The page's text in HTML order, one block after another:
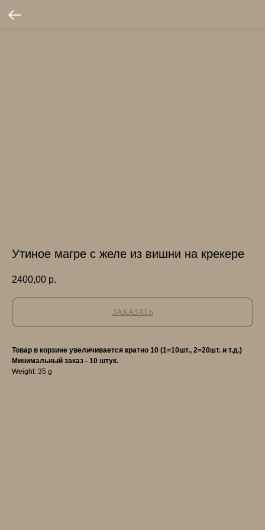
Утиное магре с желе из вишни на крекере
2400,00 р.
ЗАКАЗАТЬ
Товар в корзине увеличивается кратно 10 (1=10шт., 2=20шт. и т.д.)
Минимальный заказ - 10 штук.
Weight: 35 g